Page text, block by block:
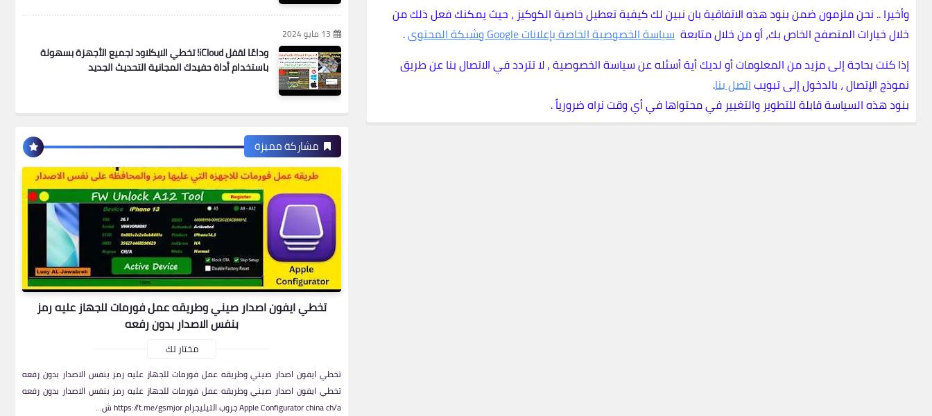
وأخيرا .. نحن ملزمون ضمن بنود هذه الاتفاقية بان نبين لك كيفية تعطيل خاصية الكوكيز ، حيث يمكنك فعل ذلك من
خلال خيارات المتصفح الخاص بك، أو من خلال متابعة سياسة الخصوصية الخاصة بإعلانات Google وشبكة المحتوى
.
إذا كنت بحاجة إلى مزيد من المعلومات أو لديك أية أسئله عن سياسة الخصوصية ، لا تتردد في الاتصال بنا عن طريق
نموذج الإتصال ، بالدخول إلى تبويباتصل بنا.
بنود هذه السياسة قابلة للتطوير والتغيير في محتواها في أي وقت نراه ضرورياً .
13 مايو 2024
وداعًا لقفل iCloud! تخطي الايكلاود لجميع الأجهزة بسهولة
باستخدام أداة حفيدك المجانية التحديث الجديد
مشاركة مميزة
تخطي ايفون اصدار صيني وطريقه عمل فورمات للجهاز عليه رمز
بنفس الاصدار بدون رفعه
مختار لك
تخطي ايفون اصدار صيني وطريقه عمل فورمات للجهاز عليه رمز بنفس الاصدار بدون رفعه
تخطي ايفون اصدار صيني وطريقه عمل فورمات للجهاز عليه رمز بنفس الاصدار بدون رفعه
Apple Configurator china ch/a جروب التيليجرام https://t.me/gsmjor ش…